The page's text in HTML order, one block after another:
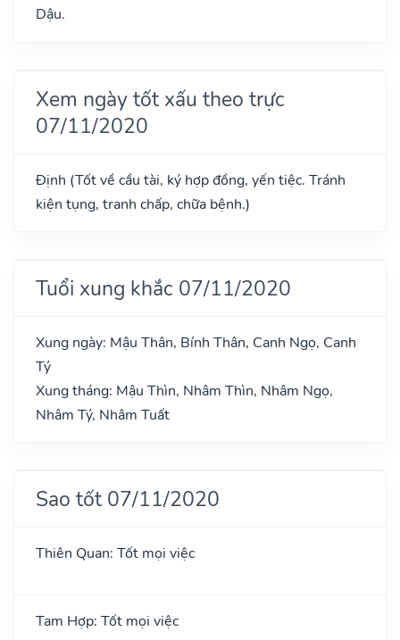
Dậu.
Xem ngày tốt xấu theo trực
07/11/2020
Định (Tốt về cầu tài, ký hợp đồng, yến tiệc. Tránh
kiện tụng, tranh chấp, chữa bệnh.)
Tuổi xung khắc 07/11/2020
Xung ngày: Mậu Thân, Bính Thân, Canh Ngọ, Canh
Tý
Xung tháng: Mậu Thìn, Nhâm Thìn, Nhâm Ngọ,
Nhâm Tý, Nhâm Tuất
Sao tốt 07/11/2020
Thiên Quan: Tốt mọi việc
Tam Hợp: Tốt mọi việc